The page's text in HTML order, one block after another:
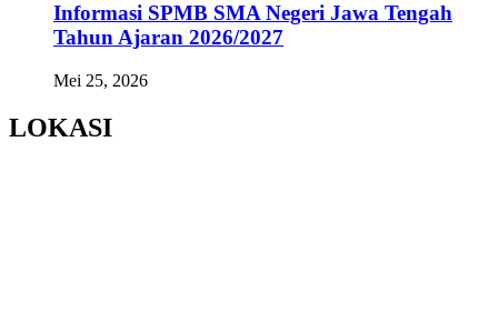
Informasi SPMB SMA Negeri Jawa Tengah
Tahun Ajaran 2026/2027
Mei 25, 2026
LOKASI